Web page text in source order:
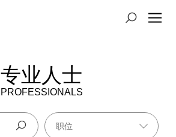
专业人士
PROFESSIONALS